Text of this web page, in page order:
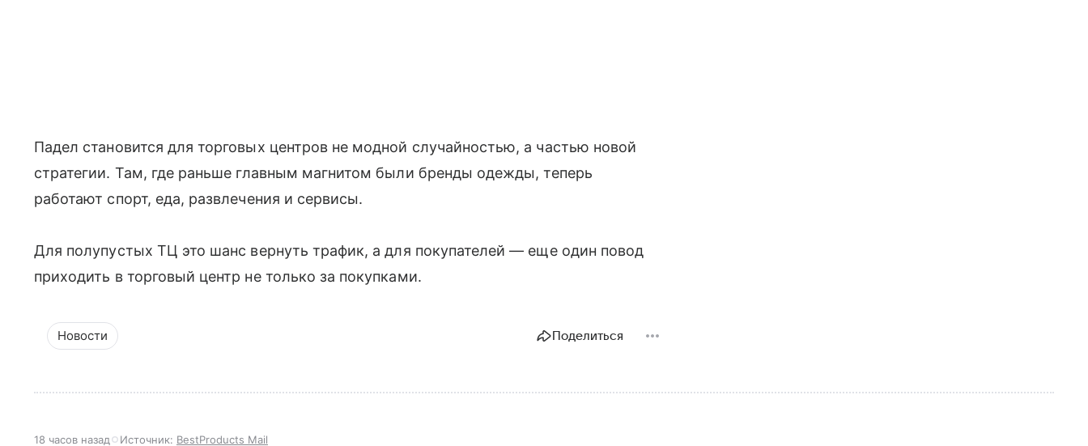
Падел становится для торговых центров не модной случайностью, а частью новой
стратегии. Там, где раньше главным магнитом были бренды одежды, теперь
работают спорт, еда, развлечения и сервисы.
Для полупустых ТЦ это шанс вернуть трафик, а для покупателей — еще один повод
приходить в торговый центр не только за покупками.
Новости Поделиться
18 часов назад Источник: BestProducts Mail